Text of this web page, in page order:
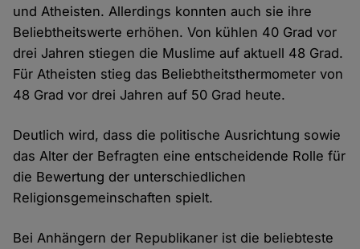
und Atheisten. Allerdings konnten auch sie ihre
Beliebtheitswerte erhöhen. Von kühlen 40 Grad vor
drei Jahren stiegen die Muslime auf aktuell 48 Grad.
Für Atheisten stieg das Beliebtheitsthermometer von
48 Grad vor drei Jahren auf 50 Grad heute.
Deutlich wird, dass die politische Ausrichtung sowie
das Alter der Befragten eine entscheidende Rolle für
die Bewertung der unterschiedlichen
Religionsgemeinschaften spielt.
Bei Anhängern der Republikaner ist die beliebteste